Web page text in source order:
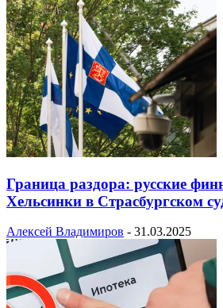
Граница раздора: русские
Хельсинки в Страсбургском
Алексей Владимиров - 31.03.2025